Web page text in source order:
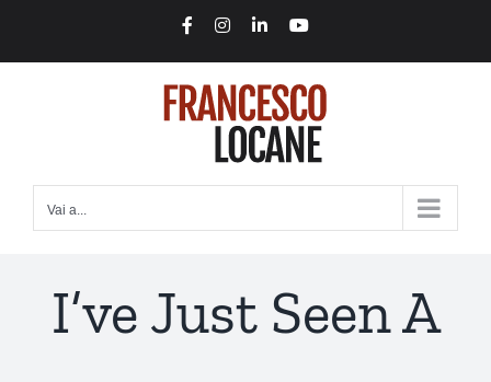
FacebookInstagram
LinkedInYouTube
Vai a...
I’ve Just Seen A